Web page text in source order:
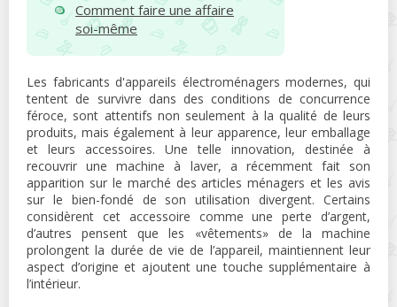
Comment faire une affaire
soi-même
Les fabricants d'appareils électroménagers modernes, qui
tentent de survivre dans des conditions de concurrence
féroce, sont attentifs non seulement à la qualité de leurs
produits, mais également à leur apparence, leur emballage
et leurs accessoires. Une telle innovation, destinée à
recouvrir une machine à laver, a récemment fait son
apparition sur le marché des articles ménagers et les avis
sur le bien-fondé de son utilisation divergent. Certains
considèrent cet accessoire comme une perte d’argent,
d’autres pensent que les «vêtements» de la machine
prolongent la durée de vie de l’appareil, maintiennent leur
aspect d’origine et ajoutent une touche supplémentaire à
l’intérieur.